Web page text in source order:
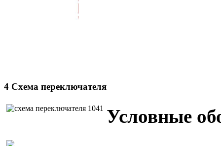
4 Схема переключателя
Условные